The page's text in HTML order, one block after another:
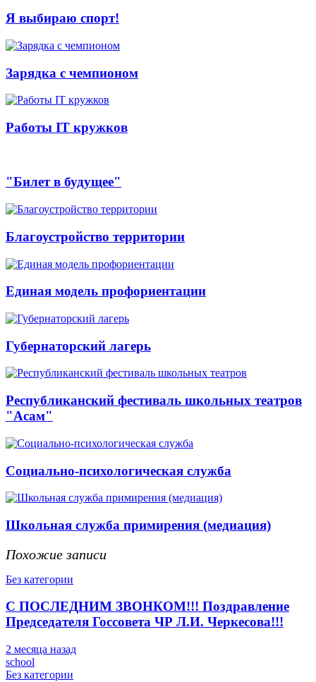
Я выбираю спорт!
Зарядка с чемпионом
Работы IT кружков
"Билет в будущее"
Благоустройство территории
Единая модель профориентации
Губернаторский лагерь
Республиканский фестиваль школьных театров
"Асам"
Социально-психологическая служба
Школьная служба примирения (медиация)
Похожие записи
Без категории
С ПОСЛЕДНИМ ЗВОНКОМ!!! Поздравление
Председателя Госсовета ЧР Л.И. Черкесова!!!
2 месяца назад
school
Без категории